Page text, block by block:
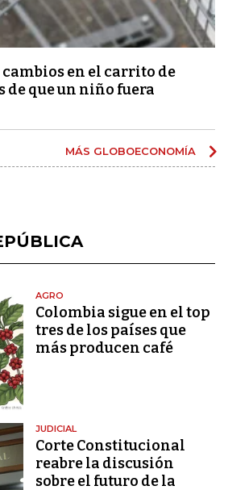
en el carrito de
de que un niño fuera
MÁS GLOBOECONOMÍA
AGRO
Colombia sigue en el top
tres de los países que
más producen café
JUDICIAL
Corte Constitucional
reabre la discusión
sobre el futuro de la